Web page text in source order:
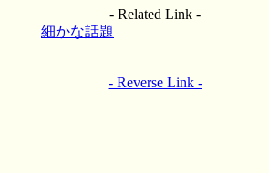
- Related Link -
細かな話題
- Reverse Link -